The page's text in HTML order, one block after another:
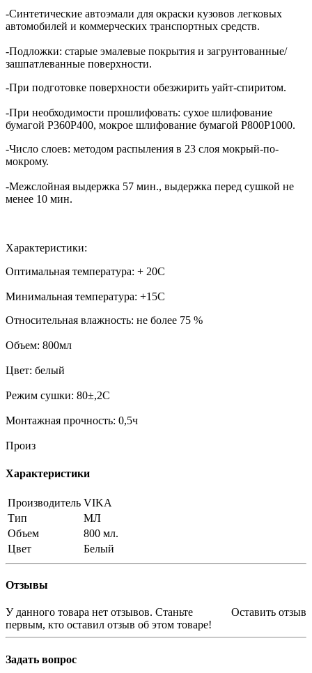
-Синтетические автоэмали для окраски кузовов легковых
автомобилей и коммерческих транспортных средств.
-Подложки: старые эмалевые покрытия и загрунтованные/
зашпатлеванные поверхности.
-При подготовке поверхности обезжирить уайт-спиритом.
-При необходимости прошлифовать: сухое шлифование
бумагой Р360Р400, мокрое шлифование бумагой Р800Р1000.
-Число слоев: методом распыления в 23 слоя мокрый-по-
мокрому.
-Межслойная выдержка 57 мин., выдержка перед сушкой не
менее 10 мин.
Характеристики:
Оптимальная температура: + 20С
Минимальная температура: +15С
Относительная влажность: не более 75 %
Объем: 800мл
Цвет: белый
Режим сушки: 80±,2С
Монтажная прочность: 0,5ч
Произ
Характеристики
Производитель VIKA
Тип
МЛ
Объем
800 мл.
Цвет
Белый
Отзывы
Оставить отзыв
У данного товара нет отзывов. Станьте
первым, кто оставил отзыв об этом товаре!
Задать вопрос